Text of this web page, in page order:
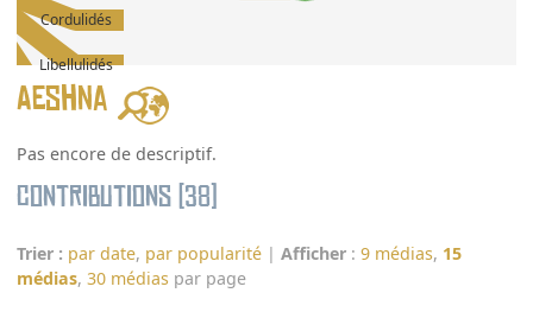
Cordulidés
Libellulidés
Aeshna
Pas encore de descriptif.
Contributions (38)
Trier : par date, par popularité |Afficher :9 médias, 15
médias,30 médias par page